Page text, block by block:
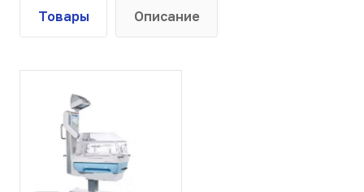
Товары Описание